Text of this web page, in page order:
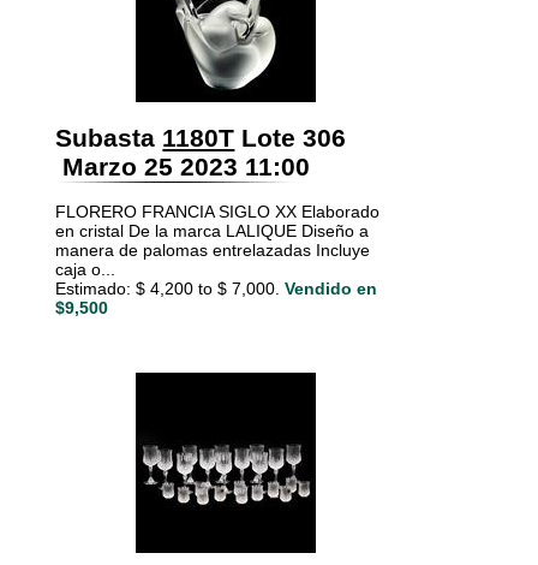
Subasta 1180T Lote 306
Marzo 25 2023 11:00
FLORERO FRANCIA SIGLO XX Elaborado
en cristal De la marca LALIQUE Diseño a
manera de palomas entrelazadas Incluye
caja o...
Estimado: $ 4,200 to $ 7,000. Vendido en
$9,500